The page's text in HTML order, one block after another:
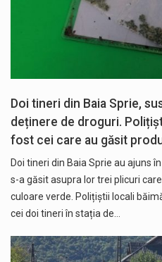
Doi tineri din Baia Sprie,
deținere de droguri.
fost cei care au găsit
Doi tineri din Baia Sprie au ajuns
s-a găsit asupra lor trei plicuri
culoare verde. Polițiștii locali
cei doi tineri în stația de…